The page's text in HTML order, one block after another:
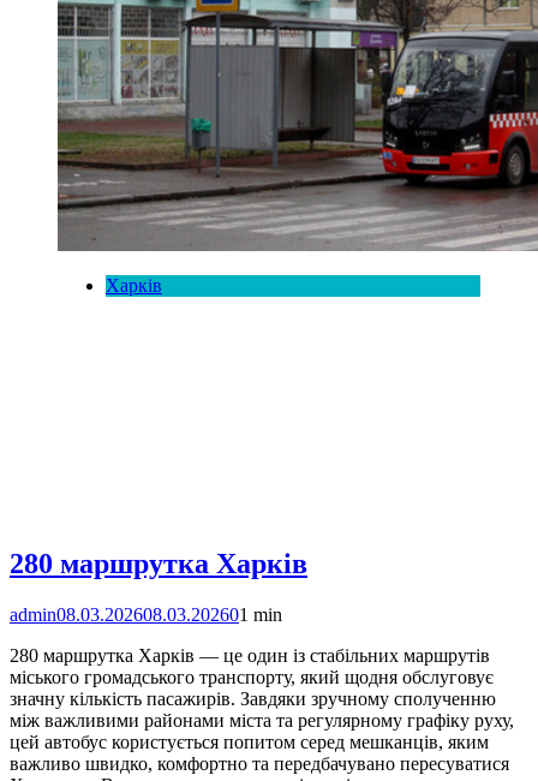
Харків
280 маршрутка Харків
admin08.03.202608.03.202601 min
280 маршрутка Харків — це один із стабільних маршрутів
міського громадського транспорту, який щодня обслуговує
значну кількість пасажирів. Завдяки зручному сполученню
між важливими районами міста та регулярному графіку руху,
цей автобус користується попитом серед мешканців, яким
важливо швидко, комфортно та передбачувано пересуватися